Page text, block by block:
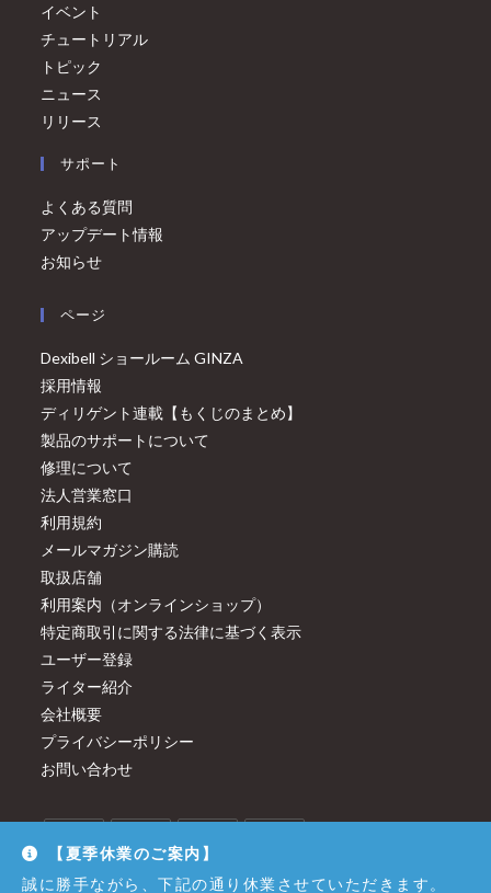
イベント
チュートリアル
トピック
ニュース
リリース
サポート
よくある質問
アップデート情報
お知らせ
ページ
Dexibell ショールーム GINZA
採用情報
ディリゲント連載【もくじのまとめ】
製品のサポートについて
修理について
法人営業窓口
利用規約
メールマガジン購読
取扱店舗
利用案内（オンラインショップ）
特定商取引に関する法律に基づく表示
ユーザー登録
ライター紹介
会社概要
プライバシーポリシー
お問い合わせ
【夏季休業のご案内】
誠に勝手ながら、下記の通り休業させていただきます。